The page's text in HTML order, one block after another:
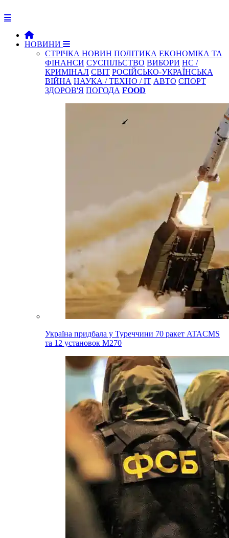
НОВИНИ
СТРІЧКА НОВИН ПОЛІТИКА ЕКОНОМІКА ТА
ФІНАНСИ СУСПІЛЬСТВО ВИБОРИ НС /
КРИМІНАЛ СВІТ РОСІЙСЬКО-УКРАЇНСЬКА
ВІЙНА НАУКА / ТЕХНО / IT АВТО СПОРТ
ЗДОРОВ'Я ПОГОДА FOOD
Україна придбала у Туреччини 70 ракет ATACMS
та 12 установок M270